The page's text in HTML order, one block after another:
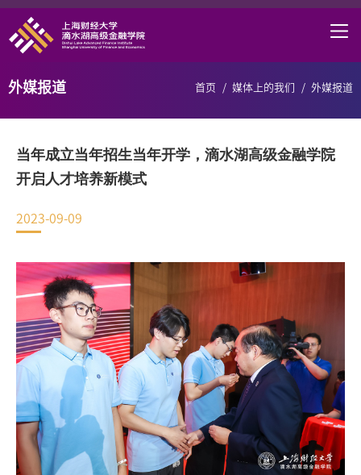
首页
学术研究
DAFI招聘
信息服务
院长邮箱
EN
地址：上海市浦东新区海基六路99号创新魔坊三期2号楼
邮编：201306
总机：021-38221153
首页 / 媒体上的我们 / 外媒报道
外媒报道
当年成立当年招生当年开学，滴水湖高级金融学院
开启人才培养新模式
2023-09-09